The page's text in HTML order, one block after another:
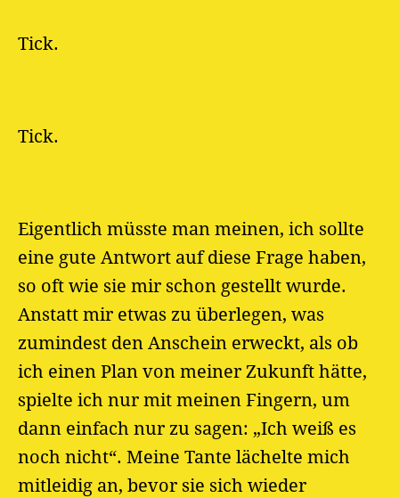
Tick.
Tick.
Eigentlich müsste man meinen, ich sollte
eine gute Antwort auf diese Frage haben,
so oft wie sie mir schon gestellt wurde.
Anstatt mir etwas zu überlegen, was
zumindest den Anschein erweckt, als ob
ich einen Plan von meiner Zukunft hätte,
spielte ich nur mit meinen Fingern, um
dann einfach nur zu sagen: „Ich weiß es
noch nicht“. Meine Tante lächelte mich
mitleidig an, bevor sie sich wieder